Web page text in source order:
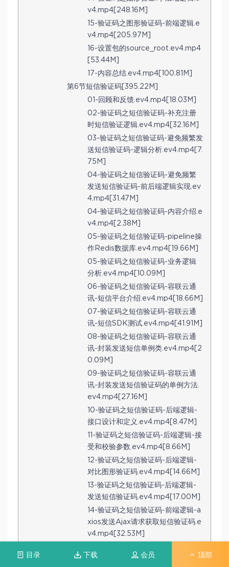
v4.mp4[248.16M]
15-验证码之图形验证码-前端逻辑.e
v4.mp4[205.97M]
16-设置包的source_root.ev4.mp4
[53.44M]
17-内容总结.ev4.mp4[100.81M]
第6节短信验证码[395.22M]
01-回顾和反馈.ev4.mp4[18.03M]
02-验证码之短信验证码-补充注册
时短信验证逻辑.ev4.mp4[32.16M]
03-验证码之短信验证码-避免频繁发
送短信验证码-逻辑分析.ev4.mp4[7.
75M]
04-验证码之短信验证码-避免频繁
发送短信验证码-前后端逻辑实现.ev
4.mp4[31.47M]
04-验证码之短信验证码-内容介绍.e
v4.mp4[2.38M]
05-验证码之短信验证码-pipeline操
作Redis数据库.ev4.mp4[19.66M]
05-验证码之短信验证码-业务逻辑
分析.ev4.mp4[10.09M]
06-验证码之短信验证码-容联云通
讯-短信平台介绍.ev4.mp4[18.66M]
07-验证码之短信验证码-容联云通
讯-短信SDK测试.ev4.mp4[41.91M]
08-验证码之短信验证码-容联云通
讯-封装发送短信单例类.ev4.mp4[2
0.09M]
09-验证码之短信验证码-容联云通
讯-封装发送短信验证码的单例方法.
ev4.mp4[27.16M]
10-验证码之短信验证码-后端逻辑-
接口设计和定义.ev4.mp4[8.47M]
11-验证码之短信验证码-后端逻辑-接
受和校验参数.ev4.mp4[8.66M]
12-验证码之短信验证码-后端逻辑-
对比图形验证码.ev4.mp4[14.66M]
13-验证码之短信验证码-后端逻辑-
发送短信验证码.ev4.mp4[17.00M]
14-验证码之短信验证码-前端逻辑-a
xios发送Ajax请求获取短信验证码.e
v4.mp4[32.53M]
展示60秒倒计时.ev4.mp4[38.53
目录 下载 会员 顶部